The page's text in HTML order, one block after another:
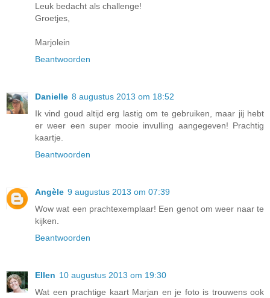
Leuk bedacht als challenge!
Groetjes,
Marjolein
Beantwoorden
Danielle 8 augustus 2013 om 18:52
Ik vind goud altijd erg lastig om te gebruiken, maar jij hebt
er weer een super mooie invulling aangegeven! Prachtig
kaartje.
Beantwoorden
Angèle 9 augustus 2013 om 07:39
Wow wat een prachtexemplaar! Een genot om weer naar te
kijken.
Beantwoorden
Ellen 10 augustus 2013 om 19:30
Wat een prachtige kaart Marjan en je foto is trouwens ook